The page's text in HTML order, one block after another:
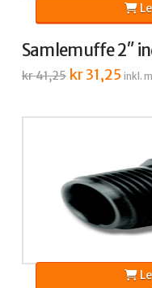
Samlemuffe 2″
kr41,25 Opprinnelig
pris
kr31,25 pris
inkl.